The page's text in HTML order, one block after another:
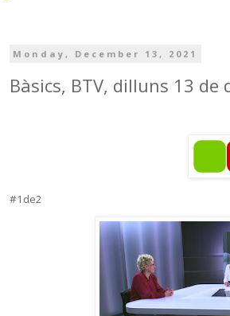
Monday, December 13, 2021
Bàsics, BTV, dilluns 13 de
#1de2